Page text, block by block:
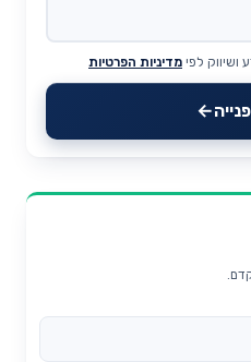
לפי מדיניות הפרטיות